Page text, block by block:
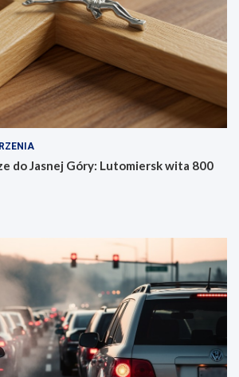
do Jasnej Góry: Lutomiersk wita 800